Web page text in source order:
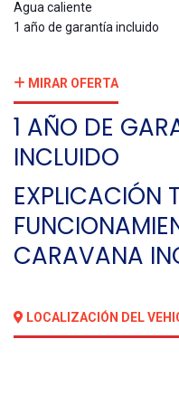
Agua caliente
1 año de garantía incluido
MIRAR OFERTA
1 AÑO DE
INCLUIDO
EXPLICACIÓN
CARAVANA
LOCALIZACIÓN DEL